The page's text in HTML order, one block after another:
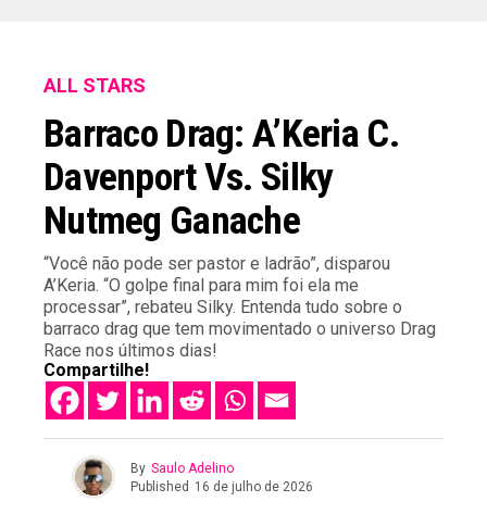
ALL STARS
Barraco Drag: A’Keria C.
Davenport Vs. Silky
Nutmeg Ganache
“Você não pode ser pastor e ladrão”, disparou
A’Keria. “O golpe final para mim foi ela me
processar”, rebateu Silky. Entenda tudo sobre o
barraco drag que tem movimentado o universo Drag
Race nos últimos dias!
Compartilhe!
By Saulo Adelino
Published 16 de julho de 2026